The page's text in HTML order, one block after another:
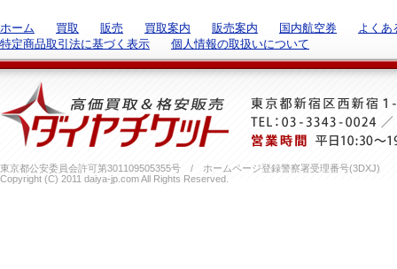
ホーム 買取 販売 買取案内 販売案内 国内航空券
よくあ
特定商品取引法に基づく表示
個人情報の取扱いについて
東京都公安委員会許可第301109505355号 / ホームページ登録警察署受理番号(3DXJ)
Copyright (C) 2011 daiya-jp.com All Rights Reserved.